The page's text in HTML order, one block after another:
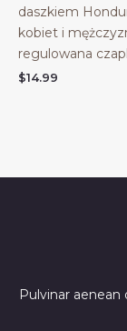
daszkiem
kobiet i
regulowana
$14.99
Pulvinar